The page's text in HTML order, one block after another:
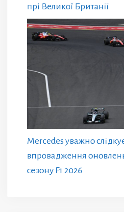
прі Великої Британії
Mercedes уважно
впровадження
сезону F1 2026